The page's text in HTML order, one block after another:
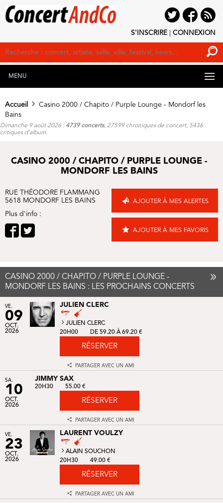
S'INSCRIRE CONNEXION
MENU
Accueil
Casino 2000 / Chapito / Purple Lounge - Mondorf les
Bains
Dimanche 9 août 2026 : 4739 concerts, 27599 chroniques de concert, 5436
critiques d'album.
CASINO 2000 / CHAPITO / PURPLE LOUNGE -
MONDORF LES BAINS
RUE THÉODORE FLAMMANG
5618 MONDORF LES BAINS
Plus d'info :
AJOUTER À MES ALERTES
AJOUTER À MES FAVORIS
CASINO 2000 / CHAPITO / PURPLE LOUNGE -
MONDORF LES BAINS : LES PROCHAINS CONCERTS
VE.
09
OCT.
2026
JULIEN CLERC
JULIEN CLERC
20H00
DE 59.20 À 69.20 €
RÉSERVER
PARTAGER AVEC UN AMI
SA.
10
OCT.
2026
JIMMY SAX
20H30 55.00 €
RÉSERVER
PARTAGER AVEC UN AMI
VE.
23
OCT.
2026
LAURENT VOULZY
ALAIN SOUCHON
20H30
49.00 €
RÉSERVER
PARTAGER AVEC UN AMI